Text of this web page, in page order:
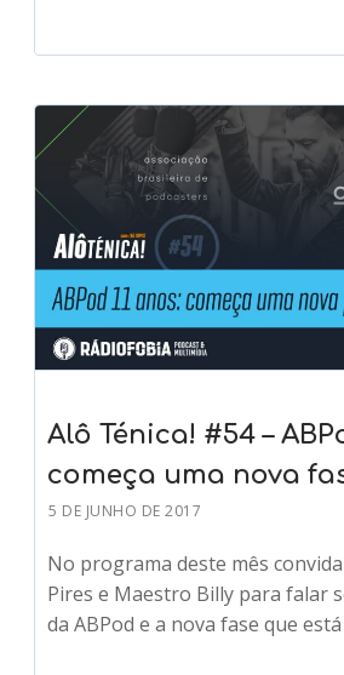
Alô Ténica! #54 –
começa uma nova
5 DE JUNHO DE 2017
No programa deste mês
Pires e Maestro Billy para falar
da ABPod e a nova fase que